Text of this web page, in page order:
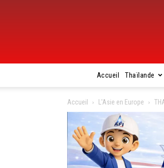
Accueil Thaïlande
Accueil L'Asie en Europe